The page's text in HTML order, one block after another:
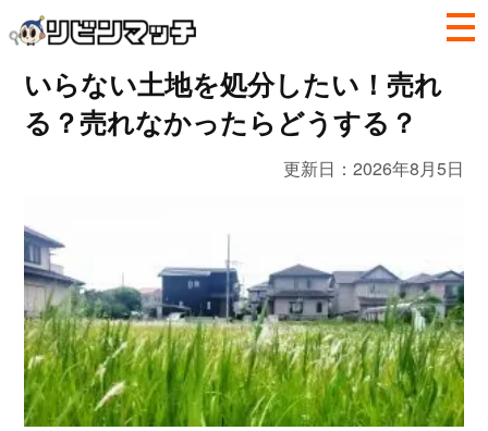
いらない土地を処分したい！売れ
る？売れなかったらどうする？
更新日：2026年8月5日